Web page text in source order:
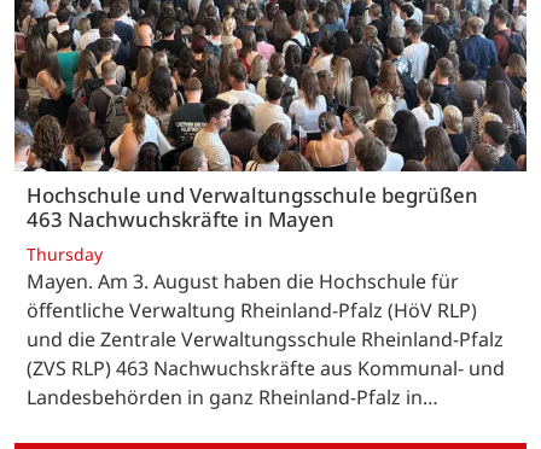
Hochschule und Verwaltungsschule begrüßen
463 Nachwuchskräfte in Mayen
Thursday
Mayen. Am 3. August haben die Hochschule für
öffentliche Verwaltung Rheinland-Pfalz (HöV RLP)
und die Zentrale Verwaltungsschule Rheinland-Pfalz
(ZVS RLP) 463 Nachwuchskräfte aus Kommunal- und
Landesbehörden in ganz Rheinland-Pfalz in…